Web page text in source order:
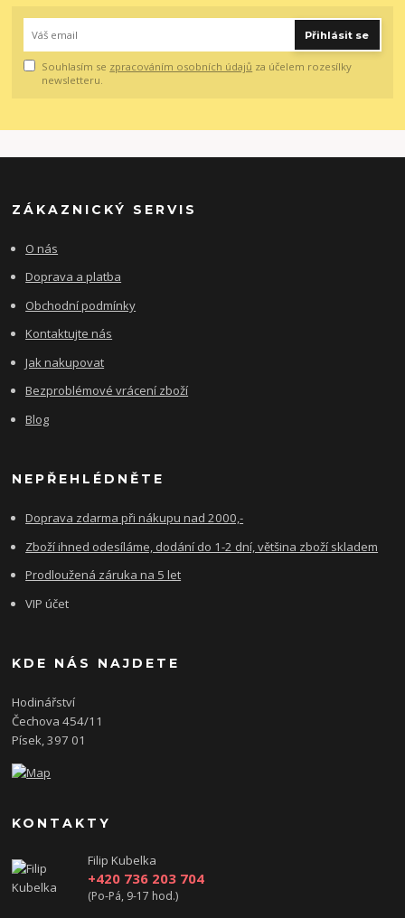
Přihlásit se
Souhlasím se zpracováním osobních údajů za účelem rozesílky
newsletteru.
ZÁKAZNICKÝ SERVIS
O nás
Doprava a platba
Obchodní podmínky
Kontaktujte nás
Jak nakupovat
Bezproblémové vrácení zboží
Blog
NEPŘEHLÉDNĚTE
Doprava zdarma při nákupu nad 2000,-
Zboží ihned odesíláme, dodání do 1-2 dní, většina zboží skladem
Prodloužená záruka na 5 let
VIP účet
KDE NÁS NAJDETE
Hodinářství
Čechova 454/11
Písek, 397 01
KONTAKTY
Filip Kubelka
+420 736 203 704
(Po-Pá, 9-17 hod.)